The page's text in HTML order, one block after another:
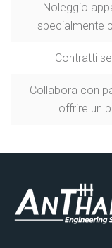
Noleggio
specialmente
Contratti
Collabora con
offrire un